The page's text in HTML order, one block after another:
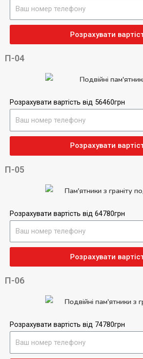
Розрахувати
П-04
Розрахувати вартість від 56460грн
Розрахувати
П-05
Розрахувати вартість від 64780грн
Розрахувати
П-06
Розрахувати вартість від 74780грн